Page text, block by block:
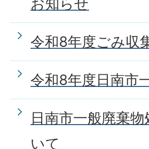
お知らせ
令和8年度ごみ収
令和8年度日南市
日南市一般廃棄
いて